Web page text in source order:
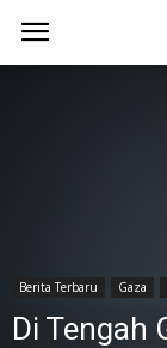
Berita Terbaru Gaza
Di Tengah